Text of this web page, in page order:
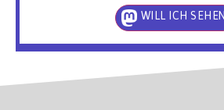
WILL ICH